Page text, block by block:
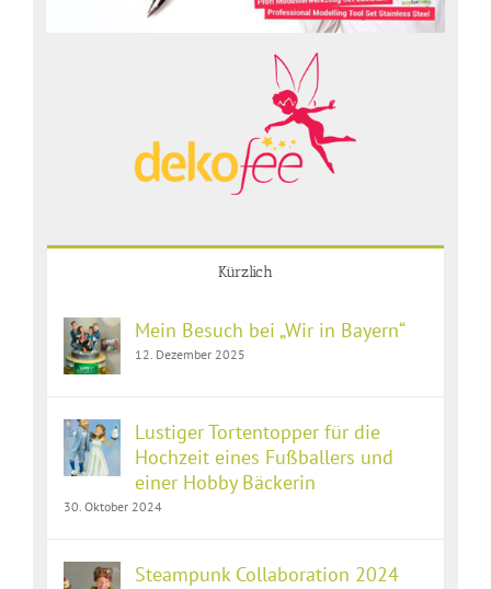
Kürzlich
Mein Besuch bei „Wir in Bayern“
12. Dezember 2025
Lustiger Tortentopper für die
Hochzeit eines Fußballers und
einer Hobby Bäckerin
30. Oktober 2024
Steampunk Collaboration 2024